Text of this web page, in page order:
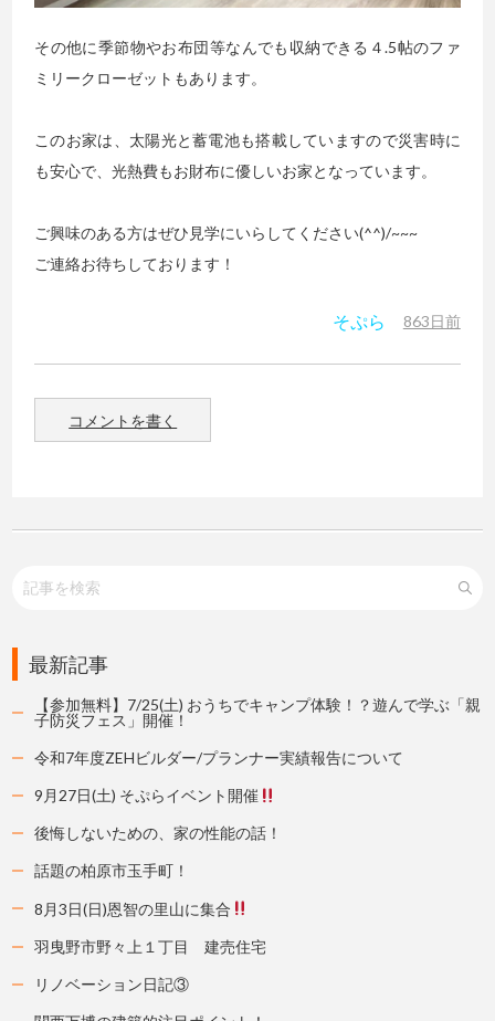
その他に季節物やお布団等なんでも収納できる４.5帖のファ
ミリークローゼットもあります。
このお家は、太陽光と蓄電池も搭載していますので災害時に
も安心で、光熱費もお財布に優しいお家となっています。
ご興味のある方はぜひ見学にいらしてください(^^)/~~~
ご連絡お待ちしております！
そぷら 863日前
コメントを書く
最新記事
【参加無料】7/25(土) おうちでキャンプ体験！？遊んで学ぶ「親
子防災フェス」開催！
令和7年度ZEHビルダー/プランナー実績報告について
9月27日(土) そぷらイベント開催
後悔しないための、家の性能の話！
話題の柏原市玉手町！
8月3日(日)恩智の里山に集合
羽曳野市野々上１丁目 建売住宅
リノベーション日記③